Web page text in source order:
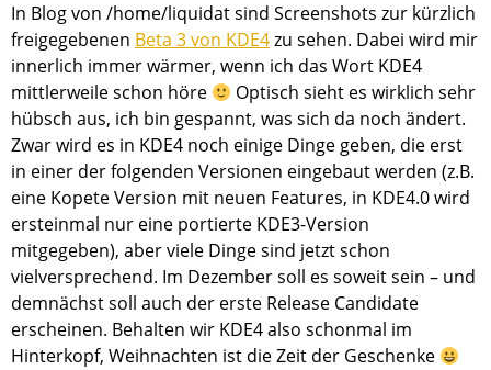
In Blog von /home/liquidat sind Screenshots zur kürzlich
freigegebenen Beta 3 von KDE4zu sehen. Dabei wird mir
innerlich immer wärmer, wenn ich das Wort KDE4
mittlerweile schon höre
Optisch sieht es wirklich sehr
hübsch aus, ich bin gespannt, was sich da noch ändert.
Zwar wird es in KDE4 noch einige Dinge geben, die erst
in einer der folgenden Versionen eingebaut werden (z.B.
eine Kopete Version mit neuen Features, in KDE4.0 wird
ersteinmal nur eine portierte KDE3-Version
mitgegeben), aber viele Dinge sind jetzt schon
vielversprechend. Im Dezember soll es soweit sein – und
demnächst soll auch der erste Release Candidate
erscheinen. Behalten wir KDE4 also schonmal im
Hinterkopf, Weihnachten ist die Zeit der Geschenke